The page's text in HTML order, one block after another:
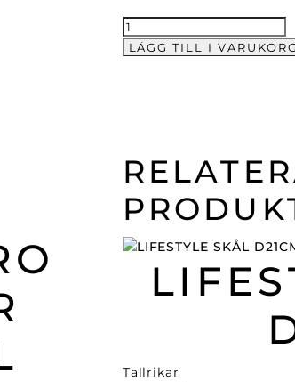
Äggkop
Dippskål
LÄGG TILL I
Tallrikar